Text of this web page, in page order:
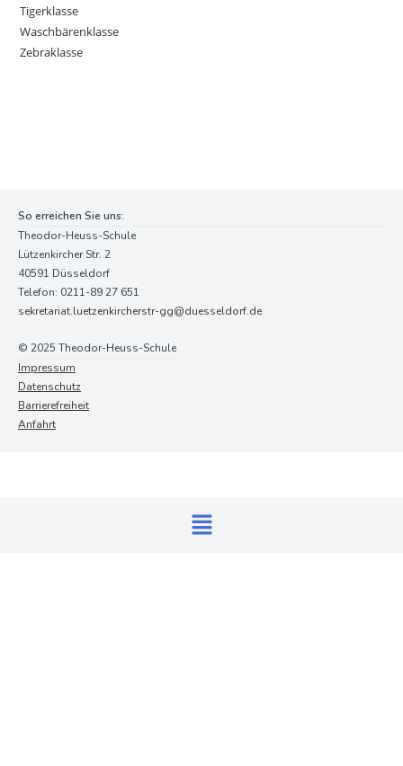
Tigerklasse
Waschbärenklasse
Zebraklasse
So erreichen Sie uns:
Theodor-Heuss-Schule
Lützenkircher Str. 2
40591 Düsseldorf
Telefon: 0211-89 27 651
sekretariat.luetzenkircherstr-gg@duesseldorf.de
© 2025 Theodor-Heuss-Schule
Impressum
Datenschutz
Barrierefreiheit
Anfahrt